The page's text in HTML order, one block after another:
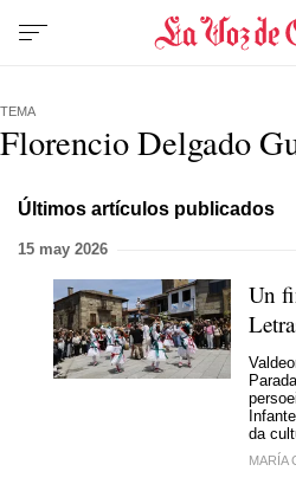
TEMA
Florencio Delgado
Últimos artículos publicados
15 may 2026
Un
da
MARÍA